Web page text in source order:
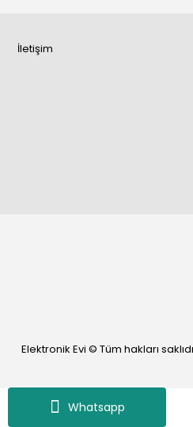
Whatsapp
İletişim
Elektronik Evi © Tüm hakları